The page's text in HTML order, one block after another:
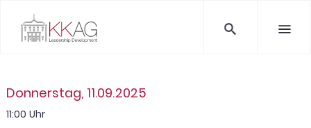
Donnerstag, 11.09.2025
11:00 Uhr